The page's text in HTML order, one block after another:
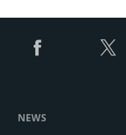
NEWS